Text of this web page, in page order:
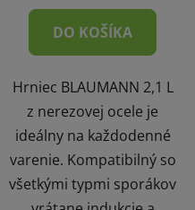
DO KOŠÍKA
Hrniec BLAUMANN 2,1 L
z nerezovej ocele je
ideálny na každodenné
varenie. Kompatibilný so
všetkými typmi sporákov